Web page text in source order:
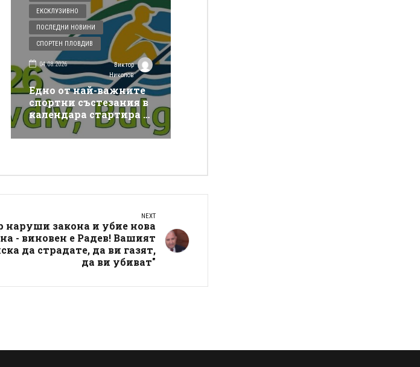
ЕКСКЛУЗИВНО
ПОСЛЕДНИ НОВИНИ
СПОРТЕН ПЛОВДИВ
04.08.2026
Виктор
Николов
Едно от най-важните
спортни състезания в
календара стартира в
Пловдив, в петък го
открива член на МОК
NEXT
наруши закона и убие нова
- виновен е Радев! Вашият
да страдате, да ви газят,
да ви убиват"